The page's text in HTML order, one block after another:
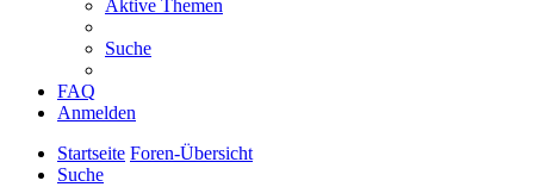
Aktive Themen
Suche
FAQ
Anmelden
Startseite Foren-Übersicht
Suche